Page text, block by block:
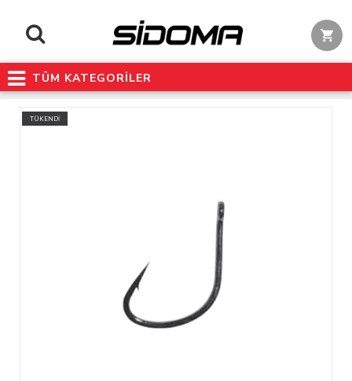
TÜM KATEGORİLER
TÜKENDİ